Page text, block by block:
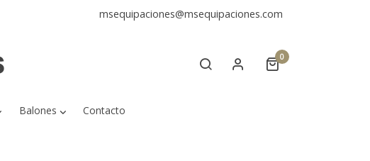
msequipaciones@msequipaciones.com
0
Balones Contacto